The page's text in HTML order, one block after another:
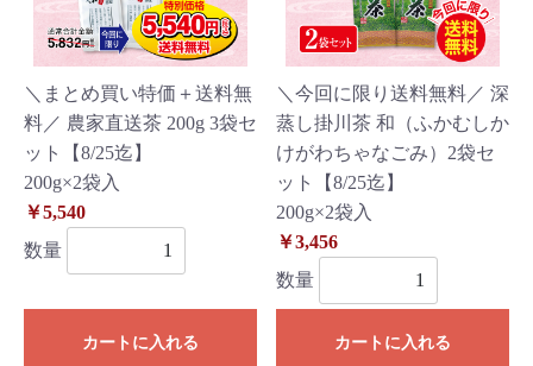
＼まとめ買い特価＋送料無
料／ 農家直送茶 200g 3袋セ
ット【8/25迄】
200g×2袋入
￥5,540
数量
カートに入れる
＼今回に限り送料無料／ 深
蒸し掛川茶 和（ふかむしか
けがわちゃなごみ）2袋セ
ット【8/25迄】
200g×2袋入
￥3,456
数量
カートに入れる